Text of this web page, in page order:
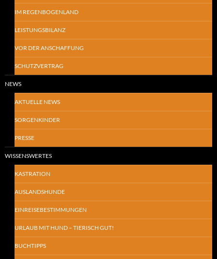
IM REGENBOGENLAND
LEISTUNGSBILANZ
VOR DER ANSCHAFFUNG
SCHUTZVERTRAG
NEWS
AKTUELLE NEWS
SORGENKINDER
PRESSE
WISSENSWERTES
KASTRATION
AUSLANDSHUNDE
EINREISEBESTIMMUNGEN
URLAUB MIT HUND – TIERISCH GUT!
BUCHTIPPS